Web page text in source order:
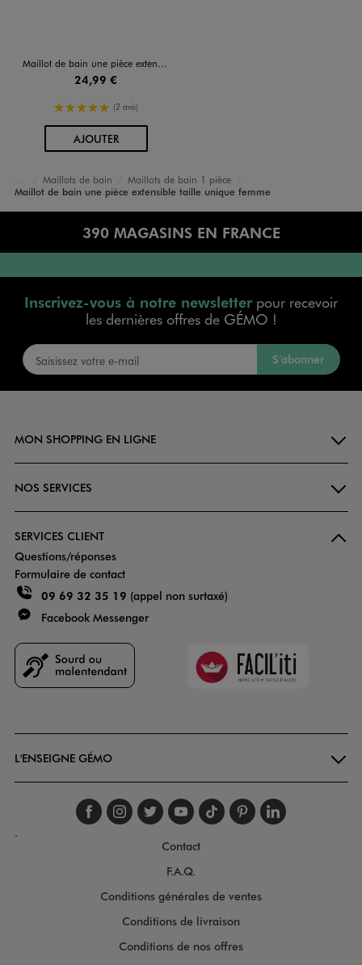
Maillot de bain une pièce extensible taille unique femme
24,99 €
5/5 de moyenne
(2 avis)
AJOUTERAU PANIER
Accueil
Femme
Vêtements
Maillots de bain
Maillots de bain 1 pièce
Maillot de bain une pièce extensible taille unique femme
390 MAGASINS EN FRANCE
Inscrivez-vous à notre newsletterpour recevoir
les dernières offres de GÉMO !
S’abonner
MON SHOPPING EN LIGNE
NOS SERVICES
SERVICES CLIENT
Questions/réponses
Formulaire de contact
09 69 32 35 19 (appel non surtaxé)
Facebook Messenger
Faciliti
L'ENSEIGNE GÉMO
Suivez-nous sur
Suivez-nous sur
Suivez-nous sur
Suivez-nous
Suivez-nous
Suivez-
.
Contact
F.A.Q.
Conditions générales de ventes
Conditions de livraison
Conditions de nos offres